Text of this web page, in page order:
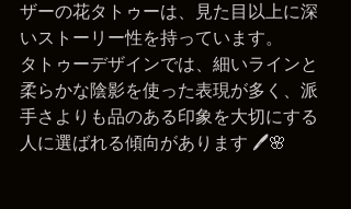
ザーの花タトゥーは、見た目以上に深
いストーリー性を持っています。
タトゥーデザインでは、細いラインと
柔らかな陰影を使った表現が多く、派
手さよりも品のある印象を大切にする
人に選ばれる傾向があります 🖊️🌸